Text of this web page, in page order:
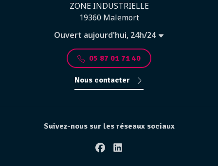
ZONE INDUSTRIELLE
19360 Malemort
Ouvert aujourd'hui, 24h/24
05 87 01 71 40
Nous contacter
Suivez-nous sur les réseaux sociaux
FacebookLinkedin